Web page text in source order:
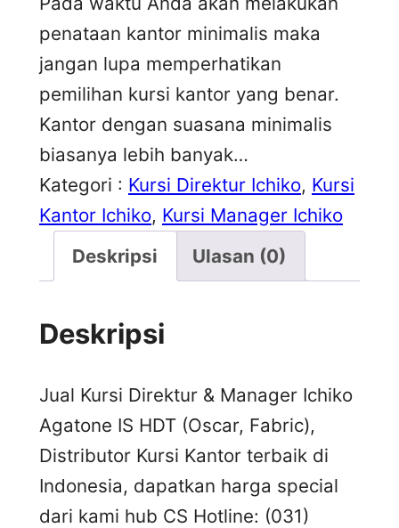
penataan kantor minimalis maka
jangan lupa memperhatikan
pemilihan kursi kantor yang benar.
Kantor dengan suasana minimalis
biasanya lebih banyak…
Kategori : Kursi Direktur Ichiko, Kursi
Kantor Ichiko, Kursi Manager Ichiko
Deskripsi
Ulasan (0)
Deskripsi
Jual Kursi Direktur & Manager Ichiko
Agatone IS HDT (Oscar, Fabric),
Distributor Kursi Kantor terbaik di
Indonesia, dapatkan harga special
dari kami hub CS Hotline: (031)